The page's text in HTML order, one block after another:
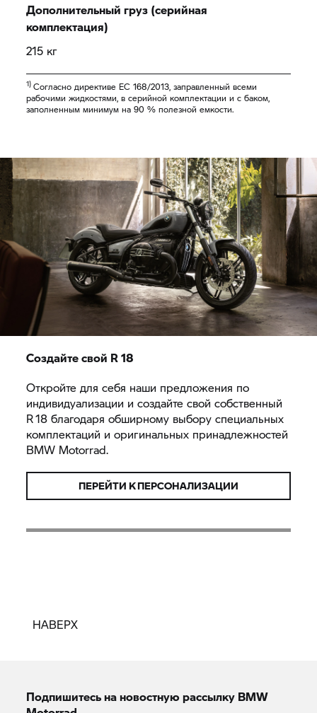
Дополнительный груз (серийная
комплектация)
215 кг
1)Согласно директиве ЕС 168/2013, заправленный всеми
рабочими жидкостями, в серийной комплектации и с баком,
заполненным минимум на 90 % полезной емкости.
Создайте свой R 18
Откройте для себя наши предложения по
индивидуализации и создайте свой собственный
R 18 благодаря обширному выбору специальных
комплектаций и оригинальных принадлежностей
BMW Motorrad.
ПЕРЕЙТИ К ПЕРСОНАЛИЗАЦИИ
НАВЕРХ
Подпишитесь на новостную рассылку BMW